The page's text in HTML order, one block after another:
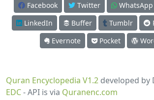
Facebook Twitter WhatsApp
LinkedIn
Buffer Tumblr
Evernote
Pocket
Quran Encyclopedia V1.2 developed by
EDC- API is via Quranenc.com